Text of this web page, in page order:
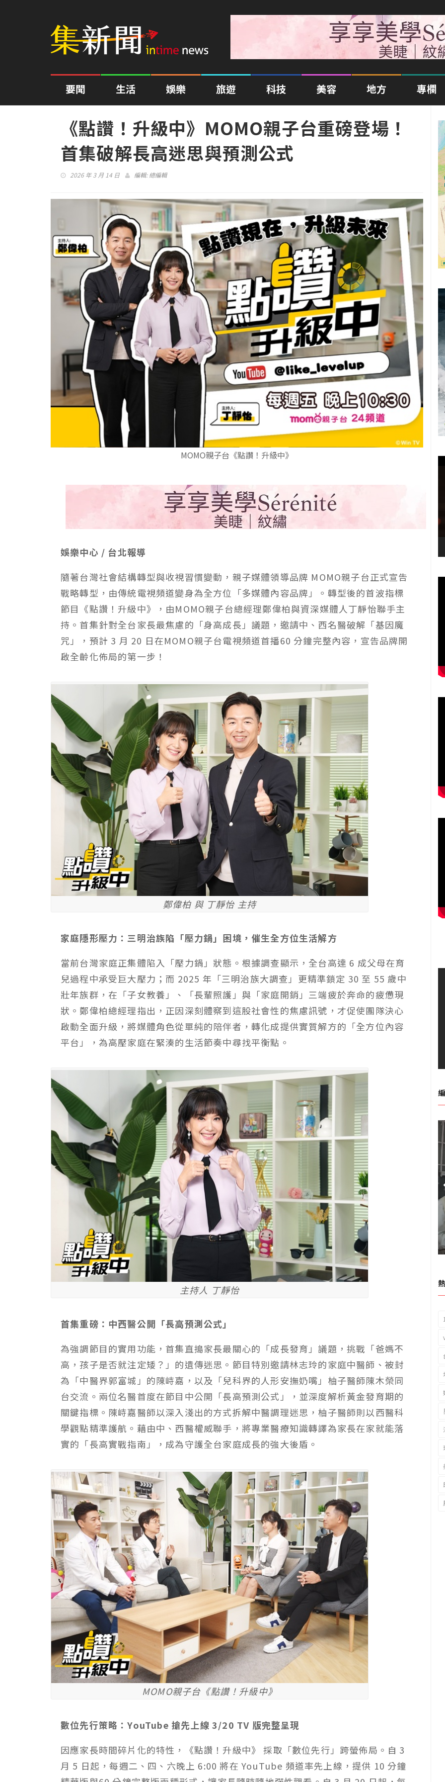
要聞 生活 娛樂 旅遊 科技 美容 地方 專欄
《點讚！升級中》MOMO親子台重磅登場！
首集破解長高迷思與預測公式
2026 年 3 月 14 日 編輯:總編輯
MOMO親子台《點讚！升級中》
娛樂中心 / 台北報導
隨著台灣社會結構轉型與收視習慣變動，親子媒體領導品牌 MOMO親子台正式宣告
戰略轉型，由傳統電視頻道變身為全方位「多媒體內容品牌」。轉型後的首波指標
節目《點讚！升級中》，由MOMO親子台總經理鄭偉柏與資深媒體人丁靜怡聯手主
持。首集針對全台家長最焦慮的「身高成長」議題，邀請中、西名醫破解「基因魔
咒」，預計 3 月 20 日在MOMO親子台電視頻道首播60 分鐘完整內容，宣告品牌開
啟全齡化佈局的第一步！
鄭偉柏 與 丁靜怡 主持
家庭隱形壓力：三明治族陷「壓力鍋」困境，催生全方位生活解方
當前台灣家庭正集體陷入「壓力鍋」狀態。根據調查顯示，全台高達 6 成父母在育
兒過程中承受巨大壓力；而 2025 年「三明治族大調查」更精準鎖定 30 至 55 歲中
壯年族群，在「子女教養」、「長輩照護」與「家庭開銷」三端疲於奔命的疲憊現
狀。鄭偉柏總經理指出，正因深刻體察到這股社會性的焦慮訊號，才促使團隊決心
啟動全面升級，將媒體角色從單純的陪伴者，轉化成提供實質解方的「全方位內容
平台」，為高壓家庭在緊湊的生活節奏中尋找平衡點。
主持人 丁靜怡
首集重磅：中西醫公開「長高預測公式」
為強調節目的實用功能，首集直搗家長最關心的「成長發育」議題，挑戰「爸媽不
高，孩子是否就注定矮？」的遺傳迷思。節目特別邀請林志玲的家庭中醫師、被封
為「中醫界郭富城」的陳峙嘉，以及「兒科界的人形安撫奶嘴」柚子醫師陳木榮同
台交流。兩位名醫首度在節目中公開「長高預測公式」，並深度解析黃金發育期的
關鍵指標。陳峙嘉醫師以深入淺出的方式拆解中醫調理迷思，柚子醫師則以西醫科
學觀點精準護航。藉由中、西醫權威聯手，將專業醫療知識轉譯為家長在家就能落
實的「長高實戰指南」，成為守護全台家庭成長的強大後盾。
MOMO親子台《點讚！升級中》
數位先行策略：YouTube 搶先上線 3/20 TV 版完整呈現
因應家長時間碎片化的特性，《點讚！升級中》 採取「數位先行」跨螢佈局。自 3
月 5 日起，每週二、四、六晚上 6:00 將在 YouTube 頻道率先上線，提供 10 分鐘